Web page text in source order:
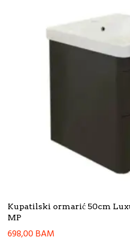
Kupatilski ormarić 50cm
MP
698,00BAM